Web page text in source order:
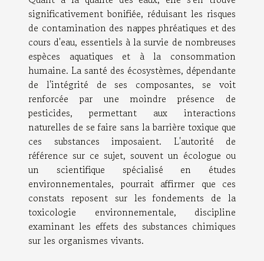
significativement bonifiée, réduisant les risques
de contamination des nappes phréatiques et des
cours d'eau, essentiels à la survie de nombreuses
espèces aquatiques et à la consommation
humaine. La santé des écosystèmes, dépendante
de l'intégrité de ses composantes, se voit
renforcée par une moindre présence de
pesticides, permettant aux interactions
naturelles de se faire sans la barrière toxique que
ces substances imposaient. L'autorité de
référence sur ce sujet, souvent un écologue ou
un scientifique spécialisé en études
environnementales, pourrait affirmer que ces
constats reposent sur les fondements de la
toxicologie environnementale, discipline
examinant les effets des substances chimiques
sur les organismes vivants.